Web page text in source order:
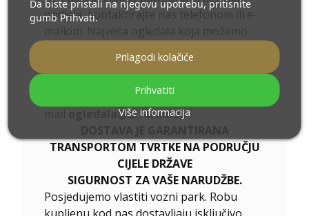
podjela, kontaktirajte nas telefonom ili e-
promjera 200 cm. Ogledala izrađujemo po
svoj upit zajedno s projektom na e-
ogledala@alfaram.hr
TRANSPORTOM TVRTKE NA PODRUČJU
CIJELE DRŽAVE
SIGURNOST ZA VAŠE NARUDŽBE.
Posjedujemo vlastiti vozni park. Robu
Da biste pristali na njegovu upotrebu, pritisnite
gumb Prihvati.
Više informacija
Prilagodi kolačiće
Prihvatiti